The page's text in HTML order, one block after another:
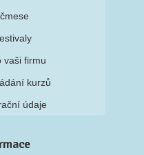
vaši firmu
kurzů
údaje